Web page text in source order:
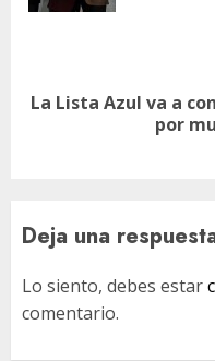
Siguiente
La Lista Azul va a
por
Deja una
Lo siento, debes estar
comentario.